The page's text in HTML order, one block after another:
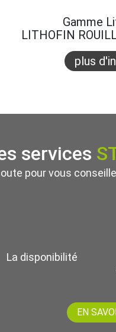
Gamme
LITHOFIN
plus
services
pour vous
La disponibilité
EN